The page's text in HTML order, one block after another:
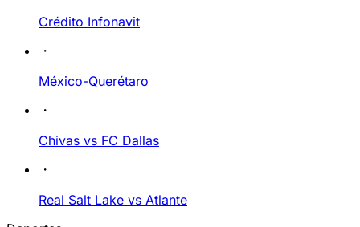
Crédito Infonavit
México-Querétaro
Chivas vs FC Dallas
Real Salt Lake vs Atlante